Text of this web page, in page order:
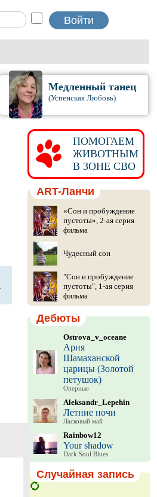
Медленный танец
(Успенская Любовь)
ПОМОГАЕМ
ЖИВОТНЫМ
В ЗОНЕ СВО
ART-Ланчи
«Сон и пробуждение
пустоты», 2-ая серия
фильма
Чудесный сон
"Сон и пробуждение
пустоты", 1-ая серия
фильма
Дебюты
Ostrova_v_oceane
Ария
Шамаханской
царицы (Золотой
петушок)
Оперные
Aleksandr_Lepehin
Летние ночи
Ласковый май
Rainbow12
Your shadow
Dark Soul Blues
Случайная запись